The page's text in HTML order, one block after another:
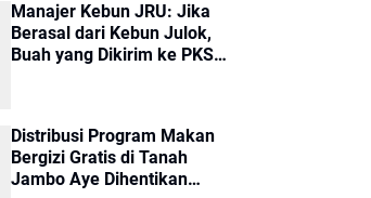
Manajer Kebun JRU: Jika
Berasal dari Kebun Julok,
Buah yang Dikirim ke PKS
Distribusi Program Makan
Bergizi Gratis di Tanah
Jambo Aye Dihentikan